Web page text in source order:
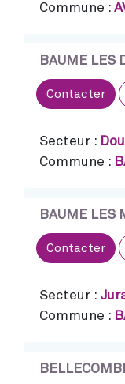
Commune :
BAUME LES
Contacter
Secteur :
Commune :
BAUME LES
Contacter
Secteur :
Commune :